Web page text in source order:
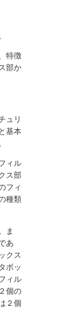
特徴
部か
ュリ
基本
ィル
ス部
フィ
種類
ま
あ
クス
ボッ
ィル
個の
２個